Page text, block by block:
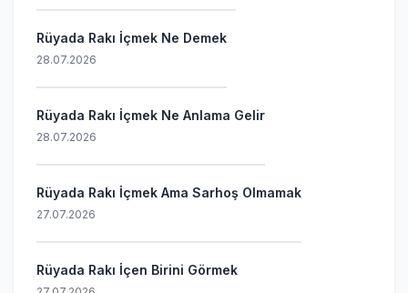
Rüyada Rakı İçmek Ne Demek
28.07.2026
Rüyada Rakı İçmek Ne Anlama Gelir
28.07.2026
Rüyada Rakı İçmek Ama Sarhoş Olmamak
27.07.2026
Rüyada Rakı İçen Birini Görmek